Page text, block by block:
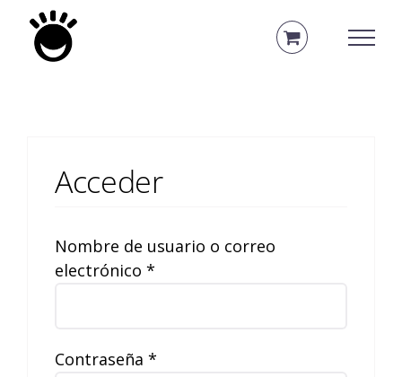
Saltar
contenido
Acceder
Nombre de usuario o correo
electrónico *
Contraseña *